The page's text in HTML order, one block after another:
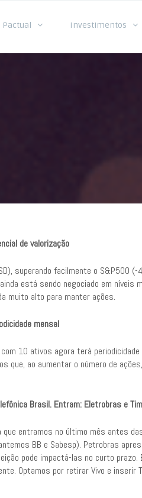
Pactual Investimentos
de valorização
superando facilmente o S&P500
está sendo negociado em
muito alto para manter ações.
mensal
10 ativos agora terá
que, ao aumentar o número de
Brasil. Entram: Eletrobras e Tim
entramos no último mês antes
BB e Sabesp). Petrobras
pode impactá-las no curto
Optamos por retirar Vivo e inserir